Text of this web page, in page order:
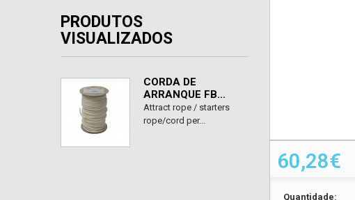
PRODUTOS
VISUALIZADOS
CORDA DE
ARRANQUE FB...
Attract rope / starters
rope/cord per...
60,28€
Quantidade: